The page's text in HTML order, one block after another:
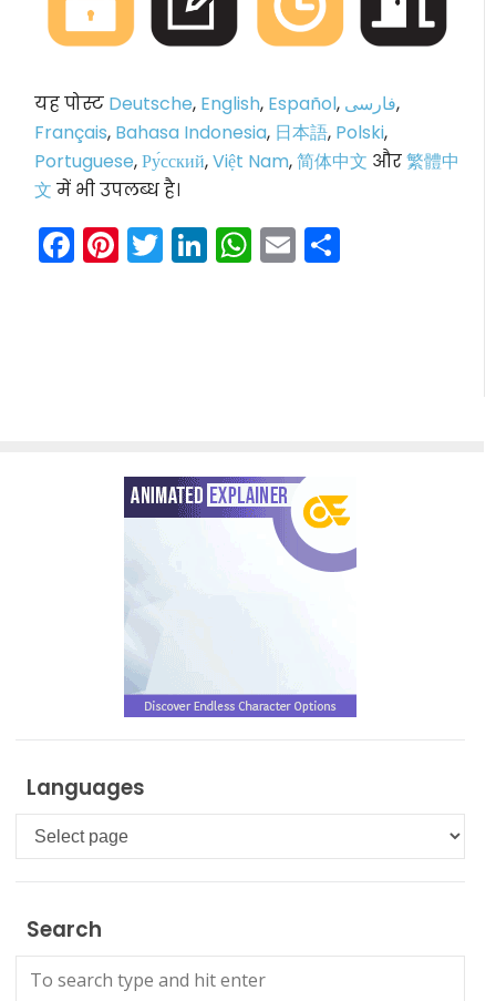
यह पोस्ट Deutsche, English, Español, فارسی,
Français, Bahasa Indonesia, 日本語, Polski,
Portuguese,Ру́сский,Việt Nam,简体中文 और繁體中
文 में भी उपलब्ध है।
Facebook
Pinterest
Twitter
LinkedIn
WhatsApp
Email
Languages
Languages
Search